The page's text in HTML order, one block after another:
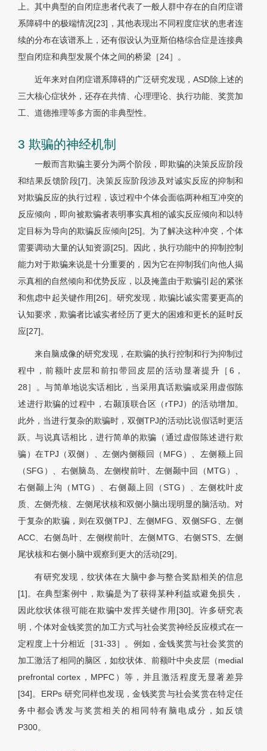
上。其中典型的自闭症患者代表了一般人群中存在的自闭症谱
系障碍中的极端情况[23]，其他表现出不同程度症状的患者连
续的分布在该谱系上，还有假设认为亚斯伯格综合症是连接典
型自闭症和典型发展个体之间的桥梁［24］。
近年来对自闭症谱系障碍的广泛研究发现，ASD除上述的
三大核心症状外，还存在共情、心理理论、执行功能、奖赏加
工、道德推理等多方面的非典型性。
3 欺骗的神经机制
一般而言欺骗主要分为两个阶段，即欺骗的决策反应阶段
和结果反馈阶段[7]。决策反应阶段涉及对诚实反应的抑制和
对欺骗反应的执行过程，该过程中个体会面临两种相互冲突的
反应倾向，即向被欺骗者表明事实真相的诚实反应倾向和以特
定目标为导向的欺骗反应倾向[25]。为了解决这种冲突，个体
需要调动大量的认知资源[25]。因此，执行功能中的抑制控制
能力对于欺骗来说是十分重要的，因为它在抑制我们向他人揭
示真相的自然倾向和优势反应，以及掩盖由于欺骗引起的紧张
和焦虑中起关键作用[26]。研究发现，欺骗比诚实需要更高的
认知要求，欺骗者比诚实者经历了更大的困难和更长的延时反
应[27]。
来自脑成像的研究发现，在欺骗的执行控制和行为抑制过
程中，前额叶皮层和前扣带回皮层的活动显著提升［6，
28］。与简单地说实话相比，当采用真话欺骗或采用虚假陈
述进行欺骗的过程中，右颞顶联合区（rTPJ）的活动增加。
此外，当进行复杂的欺骗时，双侧TPJ的活动比说假话时更活
跃。与说真话相比，进行简单的欺骗（通过虚假陈述进行欺
骗）在TPJ（双侧）、左侧内侧额回（MFG）、左侧额上回
（SFG）、右侧脑岛、左侧楔前叶、左侧颞中回（MTG）、
右侧颞上沟（MTG）、右侧颞上回（STG）、左侧枕叶皮
质、左侧壳核、左侧尾状核和双侧小脑出现明显的脑活动。对
于复杂的欺骗，则在双侧TPJ、左侧MFG、双侧SFG、左侧
ACC、右侧岛叶、左侧楔前叶、左侧MTG、右侧STS、左侧
尾状核和右侧小脑中观察到更大的活动[29]。
有研究发现，纹状体在大脑中参与整合奖励相关的信息
[1]。在典型案例中，欺骗是为了获得某种利益或避免损失，
因此纹状体很可能在欺骗中发挥关键作用[30]。许多研究表
明，个体对金钱奖赏的加工方式与社会奖赏神经反应模式在一
定程度上十分相近［31-33］。例如，金钱奖赏与社会奖赏的
加工激活了相同的脑区，如纹状体、前额叶中央皮层（medial
prefrontal cortex，MPFC）等，并且激活程度无显著差异
[34]。ERPs 研究同样也发现，金钱奖赏与社会奖赏在特定任
务中都会诱发与奖赏相关的相同特有脑电成分，如反馈
P300。